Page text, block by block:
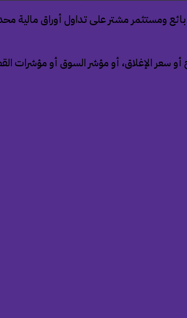
ومستثمر مشتر على تداول أوراق مالية
سعر الإغلاق، أو مؤشر السوق أو مؤشرات